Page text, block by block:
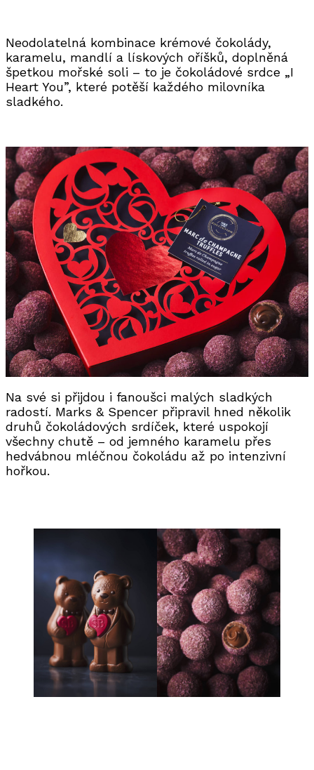
Neodolatelná kombinace krémové čokolády,
karamelu, mandlí a lískových oříšků, doplněná
špetkou mořské soli – to je čokoládové srdce „I
Heart You”, které potěší každého milovníka
sladkého.
Na své si přijdou i fanoušci malých sladkých
radostí. Marks & Spencer připravil hned několik
druhů čokoládových srdíček, které uspokojí
všechny chutě – od jemného karamelu přes
hedvábnou mléčnou čokoládu až po intenzivní
hořkou.